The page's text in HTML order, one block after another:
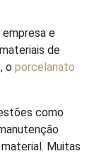
empresa e
de
o porcelanato
como
Muitas